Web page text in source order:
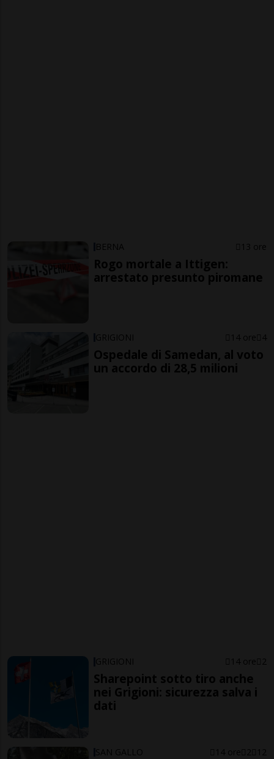
BERNA 13 ore
Rogo mortale a Ittigen:
arrestato presunto piromane
GRIGIONI 14 ore 4
Ospedale di Samedan, al voto
un accordo di 28,5 milioni
GRIGIONI 14 ore 2
Sharepoint sotto tiro anche
nei Grigioni: sicurezza salva i
dati
SAN GALLO 14 ore 2 12